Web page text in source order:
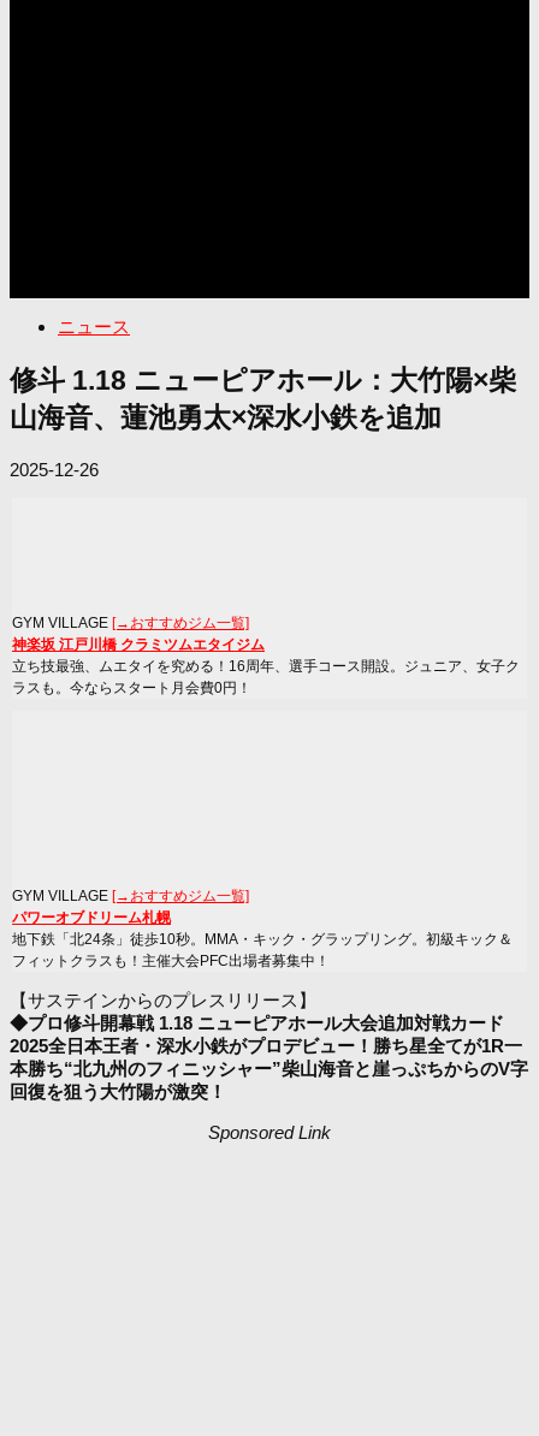
ニュース
修斗 1.18 ニューピアホール：大竹陽×柴
山海音、蓮池勇太×深水小鉄を追加
2025-12-26
GYM VILLAGE [→おすすめジム一覧]
神楽坂 江戸川橋 クラミツムエタイジム
立ち技最強、ムエタイを究める！16周年、選手コース開設。ジュニア、女子ク
ラスも。今ならスタート月会費0円！
GYM VILLAGE [→おすすめジム一覧]
パワーオブドリーム札幌
地下鉄「北24条」徒歩10秒。MMA・キック・グラップリング。初級キック＆
フィットクラスも！主催大会PFC出場者募集中！
【サステインからのプレスリリース】
◆プロ修斗開幕戦 1.18 ニューピアホール大会追加対戦カード
2025全日本王者・深水小鉄がプロデビュー！勝ち星全てが1R一
本勝ち“北九州のフィニッシャー”柴山海音と崖っぷちからのV字
回復を狙う大竹陽が激突！
Sponsored Link